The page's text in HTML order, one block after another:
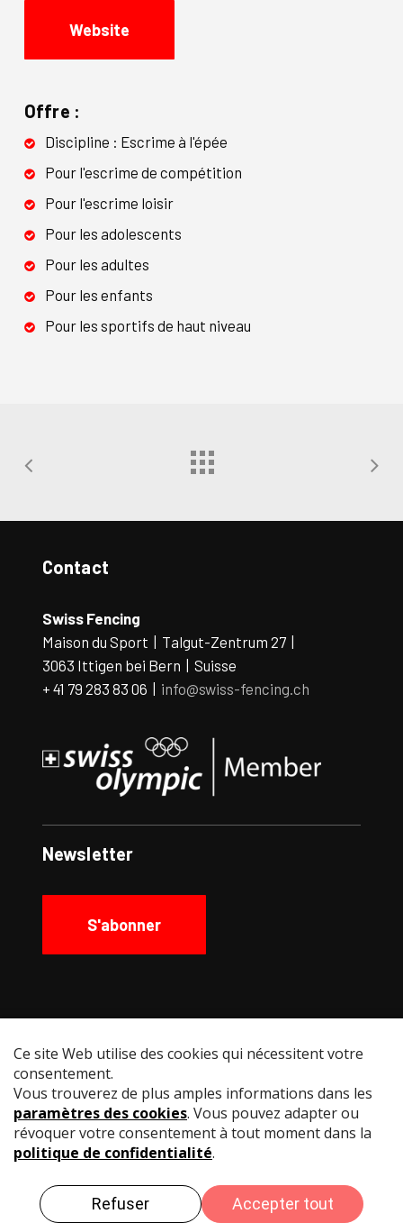
Website
Offre :
Discipline : Escrime à l'épée
Pour l'escrime de compétition
Pour l'escrime loisir
Pour les adolescents
Pour les adultes
Pour les enfants
Pour les sportifs de haut niveau
Contact
Swiss Fencing
Maison du Sport | Talgut-Zentrum 27 |
3063 Ittigen bei Bern | Suisse
+ 41 79 283 83 06 | info@swiss-fencing.ch
Newsletter
S'abonner
Instagram
LinkedIn
confidentialité
Conditions d’utilisation